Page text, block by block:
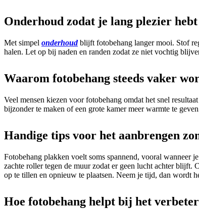
Onderhoud zodat je lang plezier
Met simpel onderhoud blijft fotobehang langer mooi. Stof
halen. Let op bij naden en randen zodat ze niet vochtig
Waarom fotobehang steeds vaker
Veel mensen kiezen voor fotobehang omdat het snel
bijzonder te maken of een grote kamer meer warmte te
Handige tips voor het aanbrengen
Fotobehang plakken voelt soms spannend, vooral wanneer
zachte roller tegen de muur zodat er geen lucht achter blijft.
op te tillen en opnieuw te plaatsen. Neem je tijd, dan wordt
Hoe fotobehang helpt bij het